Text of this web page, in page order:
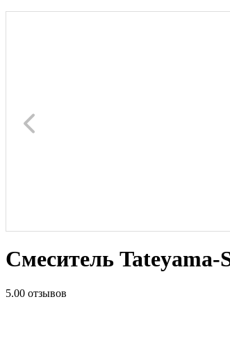
Смеситель
5.00 отзывов